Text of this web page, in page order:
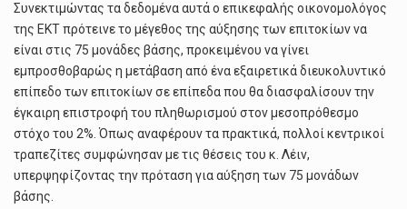
Συνεκτιμώντας τα δεδομένα αυτά ο επικεφαλής οικονομολόγος
της ΕΚΤ πρότεινε το μέγεθος της αύξησης των επιτοκίων να
είναι στις 75 μονάδες βάσης, προκειμένου να γίνει
εμπροσθοβαρώς η μετάβαση από ένα εξαιρετικά διευκολυντικό
επίπεδο των επιτοκίων σε επίπεδα που θα διασφαλίσουν την
έγκαιρη επιστροφή του πληθωρισμού στον μεσοπρόθεσμο
στόχο του 2%. Όπως αναφέρουν τα πρακτικά, πολλοί κεντρικοί
τραπεζίτες συμφώνησαν με τις θέσεις του κ. Λέιν,
υπερψηφίζοντας την πρόταση για αύξηση των 75 μονάδων
βάσης.